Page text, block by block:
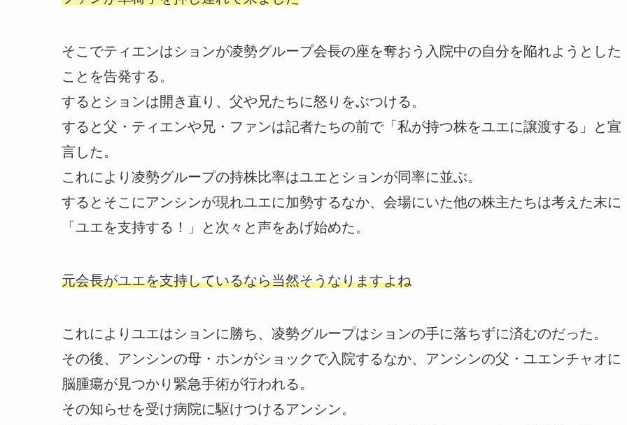
そこでティエンはションが凌勢グループ会長の座を奪おう入院中の自分を陥れようとした
ことを告発する。
するとションは開き直り、父や兄たちに怒りをぶつける。
すると父・ティエンや兄・ファンは記者たちの前で「私が持つ株をユエに譲渡する」と宣
言した。
これにより凌勢グループの持株比率はユエとションが同率に並ぶ。
するとそこにアンシンが現れユエに加勢するなか、会場にいた他の株主たちは考えた末に
「ユエを支持する！」と次々と声をあげ始めた。
元会長がユエを支持しているなら当然そうなりますよね
これによりユエはションに勝ち、凌勢グループはションの手に落ちずに済むのだった。
その後、アンシンの母・ホンがショックで入院するなか、アンシンの父・ユエンチャオに
脳腫瘍が見つかり緊急手術が行われる。
その知らせを受け病院に駆けつけるアンシン。